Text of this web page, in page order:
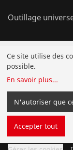
Outillage
Service et valeur
Programme de
Contact
©2026
Ce site utilise des
possible.
En savoir plus...
N'autoriser que
Accepter tout